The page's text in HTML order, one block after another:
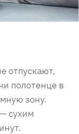
отпускают,
полотенце в
зону.
сухим